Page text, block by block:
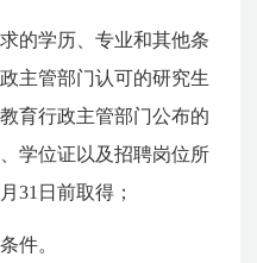
的学历、专业和其他条
主管部门认可的研究生
育行政主管部门公布的
学位证以及招聘岗位所
31日前取得；
件。